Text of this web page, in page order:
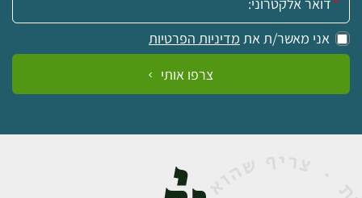
אני מאשר/ת את מדיניות הפרטיות
צרפו אותי